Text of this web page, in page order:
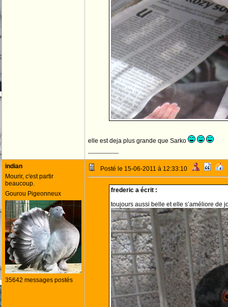
elle est deja plus grande que Sarko
--------------------
indian
Mourir, c'est partir
beaucoup.
Gourou Pigeonneux
35642 messages postés
Posté le 15-06-2011 à 12:33:10
frederic a écrit :
toujours aussi belle et elle s’améliore de